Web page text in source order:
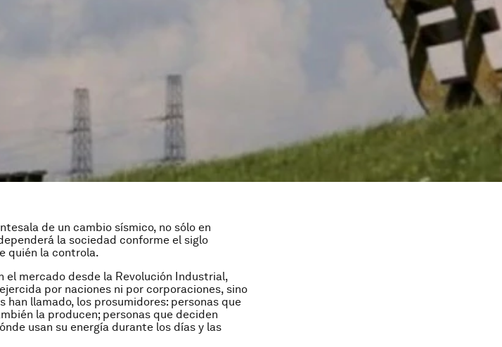
de un cambio sísmico, no sólo en
la sociedad conforme el siglo
quién la controla.
el mercado desde la Revolución Industrial,
por naciones ni por corporaciones, sino
han llamado, los prosumidores: personas que
la producen; personas que deciden
usan su energía durante los días y las